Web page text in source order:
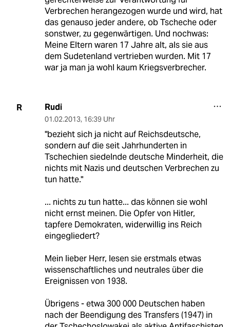
Verbrechen herangezogen wurde und wird, hat
das genauso jeder andere, ob Tscheche oder
sonstwer, zu gegenwärtigen. Und nochwas:
Meine Eltern waren 17 Jahre alt, als sie aus
dem Sudetenland vertrieben wurden. Mit 17
war ja man ja wohl kaum Kriegsverbrecher.
R Rudi
01.02.2013, 16:39 Uhr
"bezieht sich ja nicht auf Reichsdeutsche,
sondern auf die seit Jahrhunderten in
Tschechien siedelnde deutsche Minderheit, die
nichts mit Nazis und deutschen Verbrechen zu
tun hatte."
... nichts zu tun hatte... das können sie wohl
nicht ernst meinen. Die Opfer von Hitler,
tapfere Demokraten, widerwillig ins Reich
eingegliedert?
Mein lieber Herr, lesen sie erstmals etwas
wissenschaftliches und neutrales über die
Ereignissen von 1938.
Übrigens - etwa 300 000 Deutschen haben
nach der Beendigung des Transfers (1947) in